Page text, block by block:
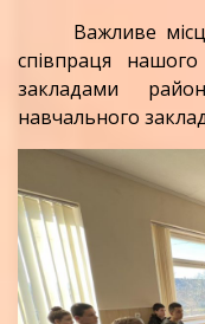
Важливе
співпраця нашого
закладами
навчального